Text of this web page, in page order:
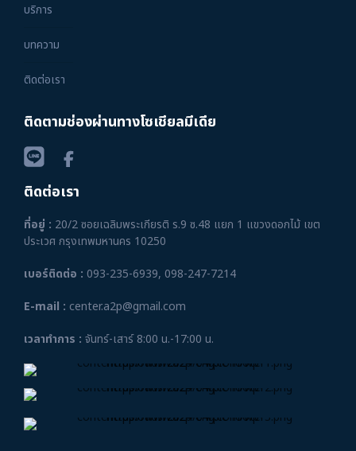
บริการ
บทความ
ติดต่อเรา
ติดตามช่องผ่านทางโซเชียลมีเดีย
ติดต่อเรา
ที่อยู่ : 20/2 ซอยเฉลิมพระเกียรติ ร.9 ซ.48 แยก 1 แขวงดอกไม้ เขต
ประเวศ กรุงเทพมหานคร 10250
เบอร์ติดต่อ : 093-235-6939, 098-247-7214
E-mail : center.a2p@gmail.com
เวลาทำการ : จันทร์-เสาร์ 8:00 น.-17:00 น.